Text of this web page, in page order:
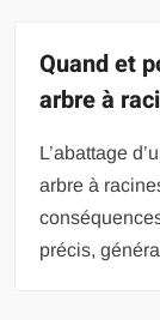
Quand et
arbre à
L’abattage
arbre à
précis,